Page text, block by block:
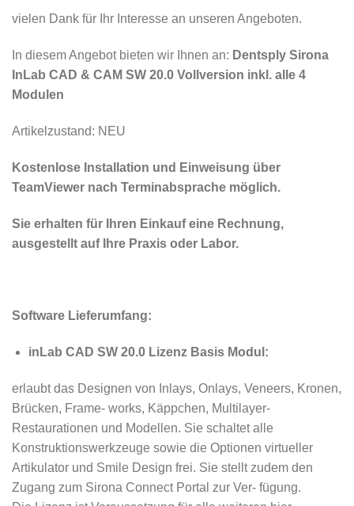
vielen Dank für Ihr Interesse an unseren Angeboten.
In diesem Angebot bieten wir Ihnen an: Dentsply Sirona
InLab CAD & CAM SW 20.0 Vollversion inkl. alle 4
Modulen
Artikelzustand: NEU
Kostenlose Installation und Einweisung über
TeamViewer nach Terminabsprache möglich.
Sie erhalten für Ihren Einkauf eine Rechnung,
ausgestellt auf Ihre Praxis oder Labor.
Software Lieferumfang:
inLab CAD SW 20.0 Lizenz Basis Modul:
erlaubt das Designen von Inlays, Onlays, Veneers, Kronen,
Brücken, Frame- works, Käppchen, Multilayer-
Restaurationen und Modellen. Sie schaltet alle
Konstruktionswerkzeuge sowie die Optionen virtueller
Artikulator und Smile Design frei. Sie stellt zudem den
Zugang zum Sirona Connect Portal zur Ver- fügung.